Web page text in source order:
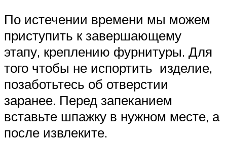
По истечении времени мы можем
приступить к завершающему
этапу, креплению фурнитуры. Для
того чтобы не испортить изделие,
позаботьтесь об отверстии
заранее. Перед запеканием
вставьте шпажку в нужном месте, а
после извлеките.